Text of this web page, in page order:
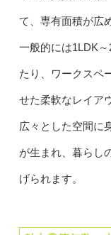
て、専有面積が広
一般的には1LDK
たり、ワークスペ
せた柔軟なレイア
広々とした空間に
が生まれ、暮らし
げられます。